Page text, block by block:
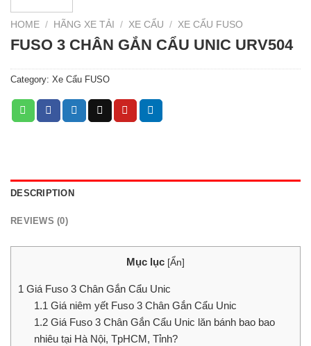
HOME / HÃNG XE TẢI / XE CẨU / XE CẨU FUSO
FUSO 3 CHÂN GẮN CẨU UNIC URV504
Category: Xe Cẩu FUSO
DESCRIPTION
REVIEWS (0)
Mục lục [Ẩn]
1 Giá Fuso 3 Chân Gắn Cẩu Unic
1.1Giá niêm yết Fuso 3 Chân Gắn Cẩu Unic
1.2Giá Fuso 3 Chân Gắn Cẩu Unic lăn bánh bao bao
nhiêu tại Hà Nội, TpHCM, Tỉnh?